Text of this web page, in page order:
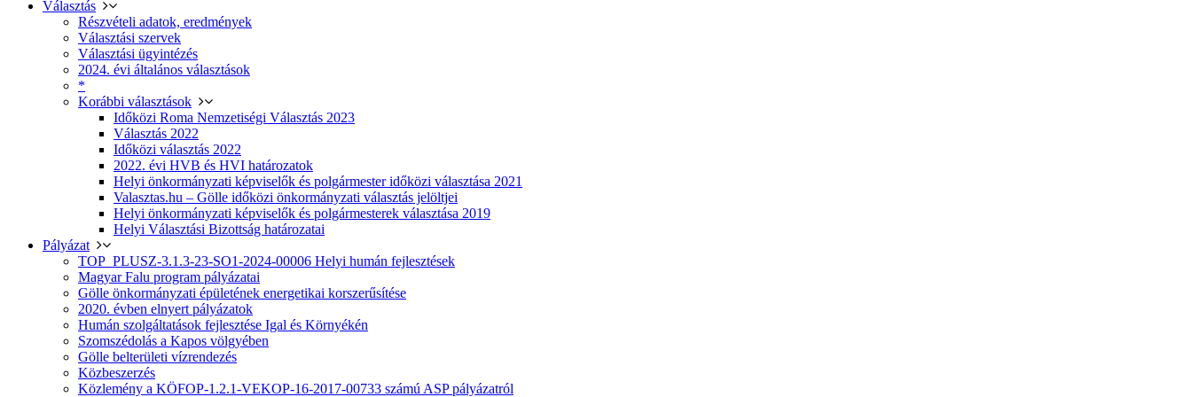
Választás
Részvételi adatok, eredmények
Választási szervek
Választási ügyintézés
2024. évi általános választások
*
Korábbi választások
Időközi Roma Nemzetiségi Választás 2023
Választás 2022
Időközi választás 2022
2022. évi HVB és HVI határozatok
Helyi önkormányzati képviselők és polgármester időközi választása 2021
Valasztas.hu – Gölle időközi önkormányzati választás jelöltjei
Helyi önkormányzati képviselők és polgármesterek választása 2019
Helyi Választási Bizottság határozatai
Pályázat
TOP_PLUSZ-3.1.3-23-SO1-2024-00006 Helyi humán fejlesztések
Magyar Falu program pályázatai
Gölle önkormányzati épületének energetikai korszerűsítése
2020. évben elnyert pályázatok
Humán szolgáltatások fejlesztése Igal és Környékén
Szomszédolás a Kapos völgyében
Gölle belterületi vízrendezés
Közbeszerzés
Közlemény a KÖFOP-1.2.1-VEKOP-16-2017-00733 számú ASP pályázatról